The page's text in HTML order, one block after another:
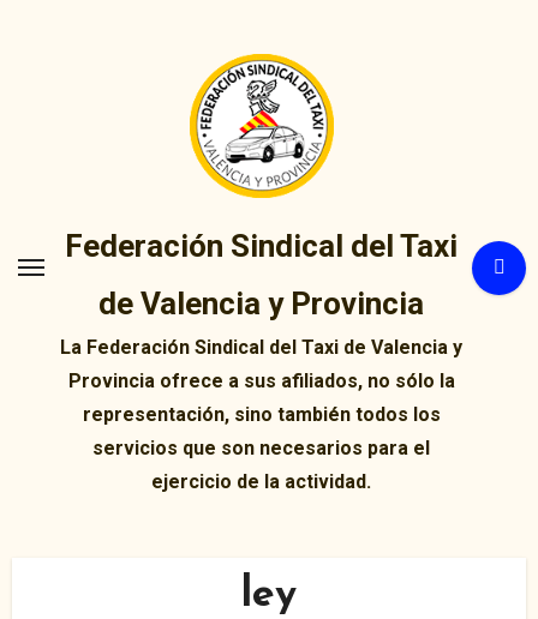
Federación Sindical del Taxi
de Valencia y Provincia
La Federación Sindical del Taxi de Valencia y
Provincia ofrece a sus afiliados, no sólo la
representación, sino también todos los
servicios que son necesarios para el
ejercicio de la actividad.
ley